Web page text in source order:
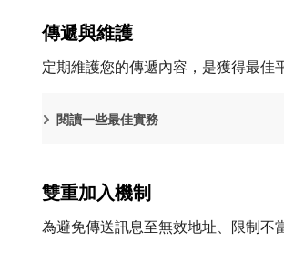
傳遞與維護
定期維護您的傳遞內容，是獲得最佳
閱讀一些最佳實務
雙重加入機制
為避免傳送訊息至無效地址、限制不